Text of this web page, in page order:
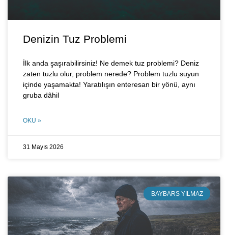
Denizin Tuz Problemi
İlk anda şaşırabilirsiniz! Ne demek tuz problemi? Deniz
zaten tuzlu olur, problem nerede? Problem tuzlu suyun
içinde yaşamakta! Yaratılışın enteresan bir yönü, aynı
gruba dâhil
OKU »
31 Mayıs 2026
BAYBARS YILMAZ